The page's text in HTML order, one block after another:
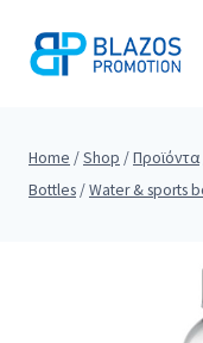
Home /Shop /Προϊόντα
Bottles /Water & sports